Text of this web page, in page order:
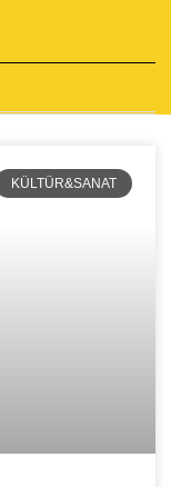
KÜLTÜR&SANAT